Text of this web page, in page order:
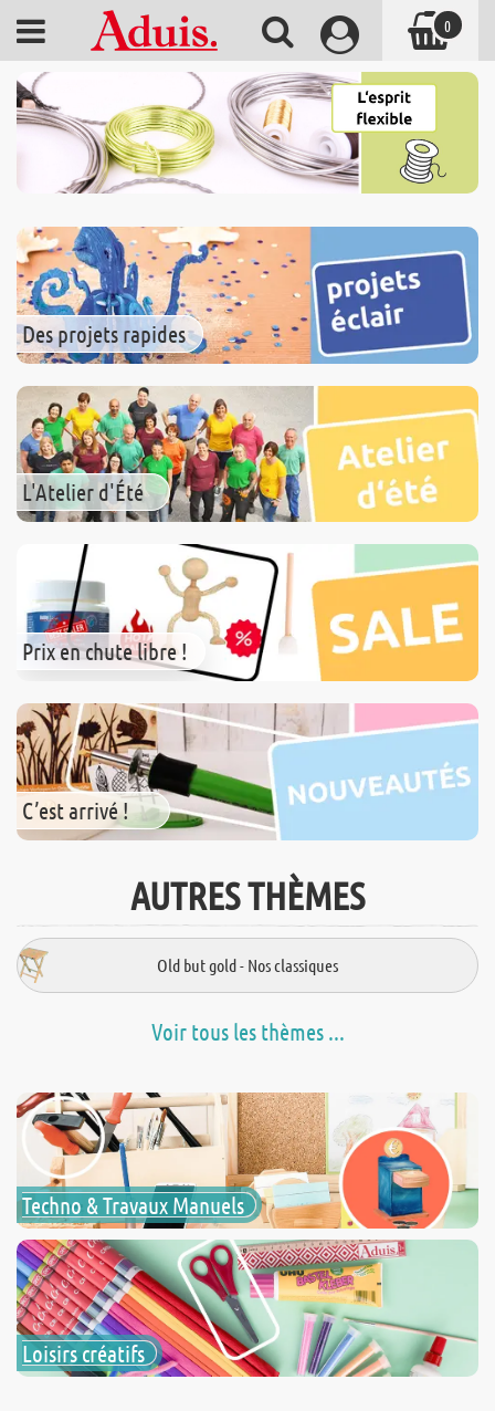
Des projets rapides
L'Atelier d'Été
Prix en chute libre !
C’est arrivé !
AUTRES THÈMES
Old but gold - Nos classiques
Voir tous les thèmes ...
Techno & Travaux Manuels
Loisirs créatifs
0